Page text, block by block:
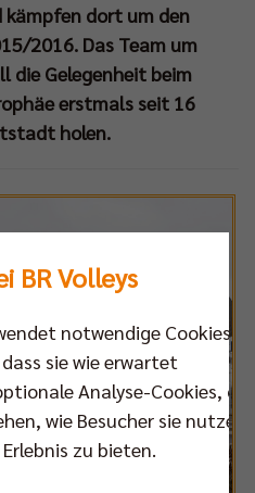
kämpfen dort um den
2016. Das Team um
die Gelegenheit beim
erstmals seit 16
holen.
BR Volleys
notwendige Cookies,
sie wie erwartet
Analyse-Cookies, die
wie Besucher sie nutzen,
zu bieten.